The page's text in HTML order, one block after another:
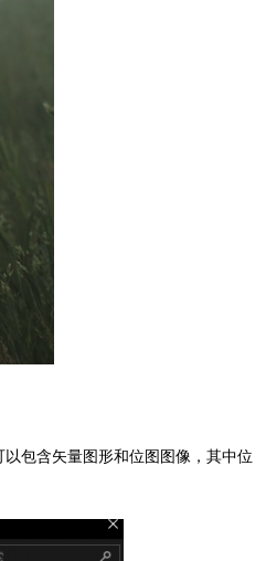
以包含矢量图形和位图图像，其中位